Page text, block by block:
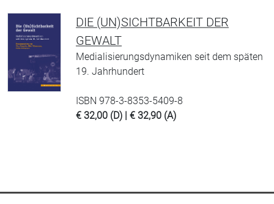
DIE (UN)SICHTBARKEIT DER
GEWALT
Medialisierungsdynamiken seit dem späten
19. Jahrhundert
ISBN 978-3-8353-5409-8
€ 32,00 (D) | € 32,90 (A)